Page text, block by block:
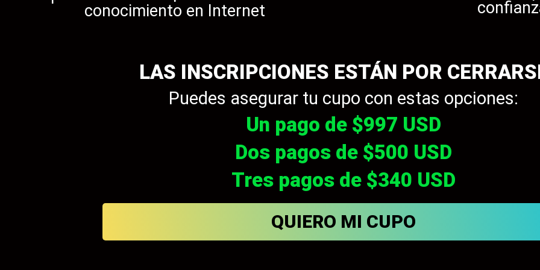
conocimiento en Internet
LAS INSCRIPCIONES ESTÁN POR
Puedes asegurar tu cupo con estas opciones:
Un pago de $997 USD
Dos pagos de $500 USD
Tres pagos de $340 USD
QUIERO MI CUPO